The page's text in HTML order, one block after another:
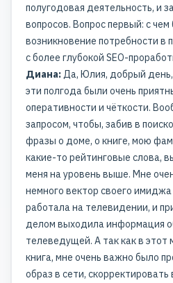
полугодовая деятельность, и
вопросов. Вопрос первый: с чем
возникновение потребности в
с более глубокой SEO-
Диана:Да, Юлия, добрый
эти полгода были очень
оперативности и чёткости.
запросом, чтобы, забив в
фразы о доме, о книге, мою
какие-то рейтинговые слова,
меня на уровень выше. Мне
немного вектор своего
работала на телевидении, и
делом выходила информация
телеведущей. А так как в
книга, мне очень важно было
образ в сети,